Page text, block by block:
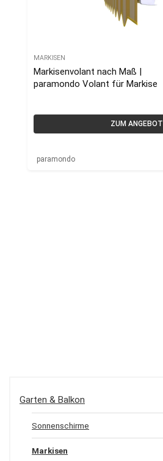
MARKISEN
Markisenvolant nach Maß |
paramondo Volant für Markise
ZUM ANGEBOT
paramondo
Garten & Balkon
Sonnenschirme
Markisen